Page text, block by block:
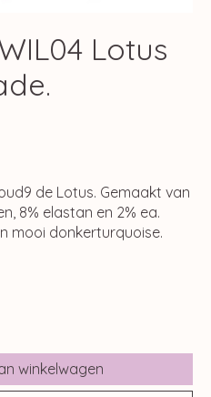
Lotus
de Lotus. Gemaakt van
8% elastan en 2% ea.
mooi donkerturquoise.
winkelwagen